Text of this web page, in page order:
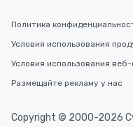
Политика
Условия использования
Условия использования веб-
Размещайте рекламу у нас
Copyright © 2000-2026